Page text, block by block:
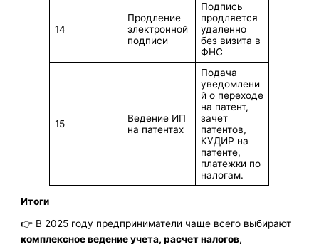
14
Продление
электронной
подписи
Подпись
продляется
удаленно
без визита в
ФНС
15
Ведение ИП
на патентах
Подача
уведомлени
й о переходе
на патент,
зачет
патентов,
КУДИР на
патенте,
платежки по
налогам.
Итоги
👉 В 2025 году предприниматели чаще всего выбирают
комплексное ведение учета, расчет налогов,